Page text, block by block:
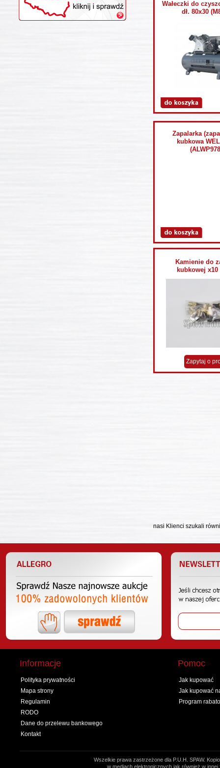
Wałeczki do
dł. 80x30
Zapalarka
kubkowa
Kamienie do
kubkowej x10
Zapytaj o
nasi Klienci szukali
Informacje
Polityka prywatności
Mapa strony
Regulamin
RODO
Dane do przelewu bankowego
Kontakt
Pomoc
Jak kupować
Jak kupować
Program
Wszelkie prawa zastrzeżone dla P.U.H. SPAW.
w mediach elektronicznych jak również w